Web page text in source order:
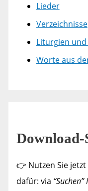
Lieder
Verzeichnisse
Liturgien
Worte aus
Download-
👉 Nutzen Sie
dafür: via “Suchen”